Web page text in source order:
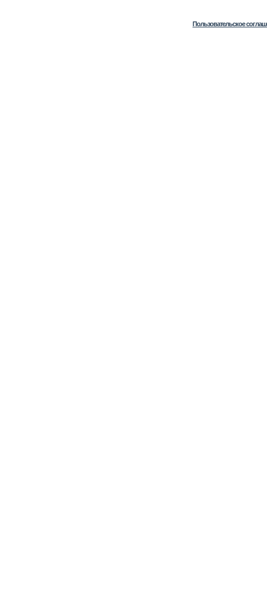
Пользовательское